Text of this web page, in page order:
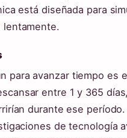
está diseñada para
lentamente.
para avanzar tiempo es
entre 1 y 365
durante ese
de tecnología